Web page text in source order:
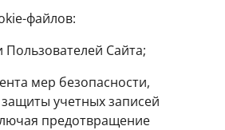
файлов:
Сайта;
мер безопасности,
учетных записей
предотвращение